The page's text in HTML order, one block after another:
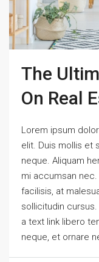
The
On Real
Lorem ipsum
elit. Duis mollis et
neque. Aliquam
mi accumsan
facilisis, at
sollicitudin
a text link libero
neque, et ornare